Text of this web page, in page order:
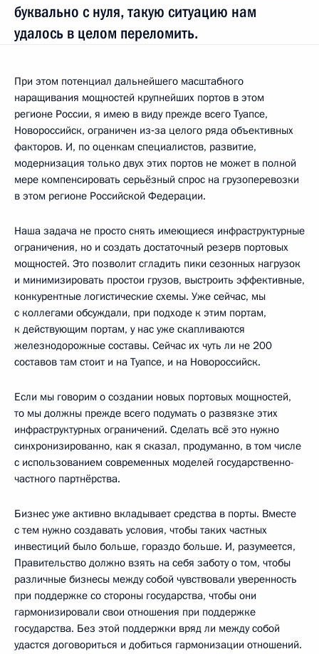
буквально с нуля, такую ситуацию нам
удалось в целом переломить.
При этом потенциал дальнейшего масштабного
наращивания мощностей крупнейших портов в этом
регионе России, я имею в виду прежде всего Туапсе,
Новороссийск, ограничен из‑за целого ряда объективных
факторов. И, по оценкам специалистов, развитие,
модернизация только двух этих портов не может в полной
мере компенсировать серьёзный спрос на грузоперевозки
в этом регионе Российской Федерации.
Наша задача не просто снять имеющиеся инфраструктурные
ограничения, но и создать достаточный резерв портовых
мощностей. Это позволит сгладить пики сезонных нагрузок
и минимизировать простои грузов, выстроить эффективные,
конкурентные логистические схемы. Уже сейчас, мы
с коллегами обсуждали, при подходе к этим портам,
к действующим портам, у нас уже скапливаются
железнодорожные составы. Сейчас их чуть ли не 200
составов там стоит и на Туапсе, и на Новороссийск.
Если мы говорим о создании новых портовых мощностей,
то мы должны прежде всего подумать о развязке этих
инфраструктурных ограничений. Сделать всё это нужно
синхронизированно, как я сказал, продуманно, в том числе
с использованием современных моделей государственно-
частного партнёрства.
Бизнес уже активно вкладывает средства в порты. Вместе
с тем нужно создавать условия, чтобы таких частных
инвестиций было больше, гораздо больше. И, разумеется,
Правительство должно взять на себя заботу о том, чтобы
различные бизнесы между собой чувствовали уверенность
при поддержке со стороны государства, чтобы они
гармонизировали свои отношения при поддержке
государства. Без этой поддержки вряд ли между собой
удастся договориться и добиться гармонизации отношений.